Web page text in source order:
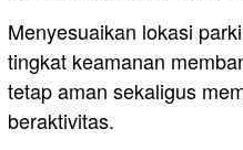
Menyesuaikan lokasi
tingkat keamanan
tetap aman sekaligus
beraktivitas.